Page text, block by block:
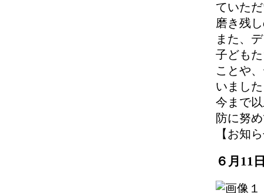
ていた
磨き残
また、
子ども
ことや
いまし
今まで
防に努
【お知
６月11